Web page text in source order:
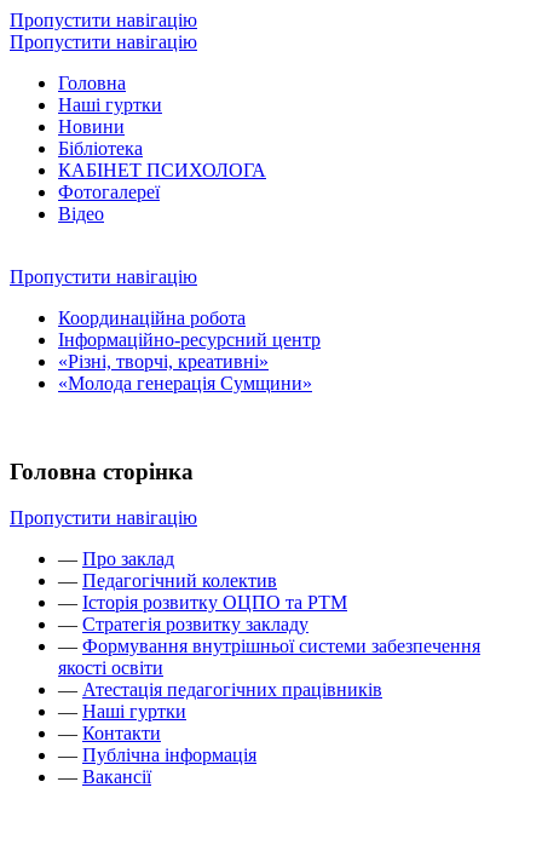
Пропустити навігацію
Пропустити навігацію
Головна
Наші гуртки
Новини
Бібліотека
КАБІНЕТ ПСИХОЛОГА
Фотогалереї
Відео
Пропустити навігацію
Координаційна робота
Інформаційно-ресурсний центр
«Різні, творчі, креативні»
«Молода генерація Сумщини»
Головна сторінка
Пропустити навігацію
— Про заклад
— Педагогічний колектив
— Історія розвитку ОЦПО та РТМ
— Стратегія розвитку закладу
— Формування внутрішньої системи забезпечення
якості освіти
— Атестація педагогічних працівників
— Наші гуртки
— Контакти
— Публічна інформація
— Вакансії